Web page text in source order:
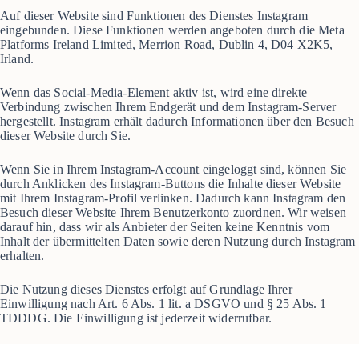
Auf dieser Website sind Funktionen des Dienstes Instagram
eingebunden. Diese Funktionen werden angeboten durch die Meta
Platforms Ireland Limited, Merrion Road, Dublin 4, D04 X2K5,
Irland.
Wenn das Social-Media-Element aktiv ist, wird eine direkte
Verbindung zwischen Ihrem Endgerät und dem Instagram-Server
hergestellt. Instagram erhält dadurch Informationen über den Besuch
dieser Website durch Sie.
Wenn Sie in Ihrem Instagram-Account eingeloggt sind, können Sie
durch Anklicken des Instagram-Buttons die Inhalte dieser Website
mit Ihrem Instagram-Profil verlinken. Dadurch kann Instagram den
Besuch dieser Website Ihrem Benutzerkonto zuordnen. Wir weisen
darauf hin, dass wir als Anbieter der Seiten keine Kenntnis vom
Inhalt der übermittelten Daten sowie deren Nutzung durch Instagram
erhalten.
Die Nutzung dieses Dienstes erfolgt auf Grundlage Ihrer
Einwilligung nach Art. 6 Abs. 1 lit. a DSGVO und § 25 Abs. 1
TDDDG. Die Einwilligung ist jederzeit widerrufbar.